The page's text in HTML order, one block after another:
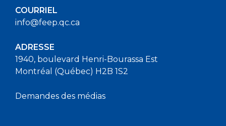
COURRIEL
info@feep.qc.ca
ADRESSE
1940, boulevard Henri-Bourassa Est
Montréal (Québec) H2B 1S2
Demandes des médias